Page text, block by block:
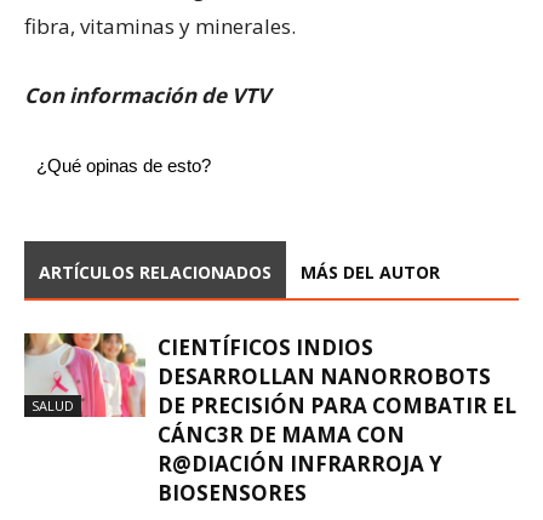
fibra, vitaminas y minerales.
Con información de VTV
¿Qué opinas de esto?
ARTÍCULOS RELACIONADOS MÁS DEL AUTOR
SALUD
CIENTÍFICOS INDIOS
DESARROLLAN NANORROBOTS
DE PRECISIÓN PARA COMBATIR EL
CÁNC3R DE MAMA CON
R@DIACIÓN INFRARROJA Y
BIOSENSORES